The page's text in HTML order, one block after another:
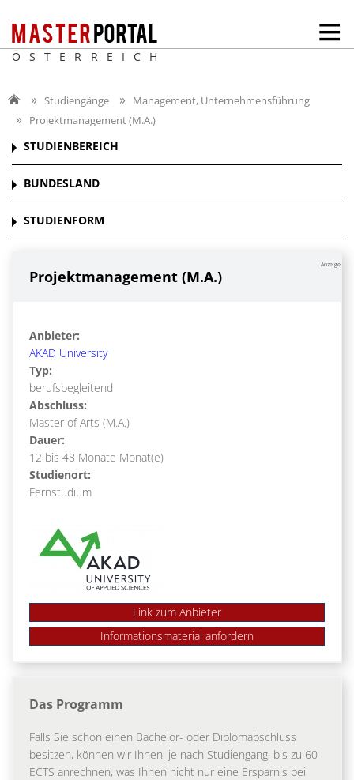
ÖSTERREICH
Studiengänge
Management, Unternehmensführung
Projektmanagement (M.A.)
STUDIENBEREICH
BUNDESLAND
STUDIENFORM
Anzeige
Projektmanagement (M.A.)
Anbieter:
AKAD University
Typ:
berufsbegleitend
Abschluss:
Master of Arts (M.A.)
Dauer:
12 bis 48 Monate Monat(e)
Studienort:
Fernstudium
Link zum Anbieter
Das Programm
Falls Sie schon einen Bachelor- oder Diplomabschluss
besitzen, können wir Ihnen, je nach Studiengang, bis zu 60
ECTS anrechnen, was Ihnen nicht nur eine Ersparnis bei